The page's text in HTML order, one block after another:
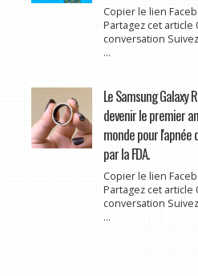
Copier le lien
Partagez cet article
conversation
...
Le Samsung Galaxy
devenir le premier
monde pour l'apnée
par la FDA.
Copier le lien
Partagez cet article
conversation
...